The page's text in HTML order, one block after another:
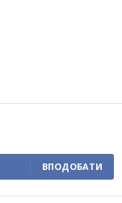
ВПОДОБАТИ